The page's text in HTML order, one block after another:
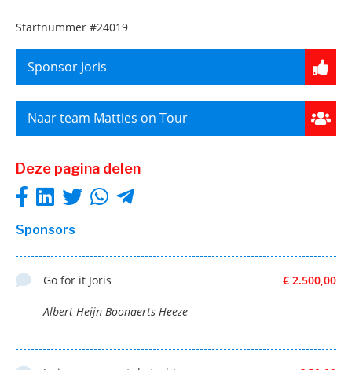
Startnummer #24019
Sponsor Joris
Naar team Matties on Tour
Deze pagina delen
Sponsors
€ 2.500,00
Go for it Joris
Albert Heijn Boonaerts Heeze